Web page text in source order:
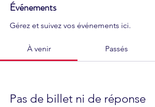
Événements
Gérez et suivez vos événements ici.
À venir Passés
Pas de billet ni de réponse